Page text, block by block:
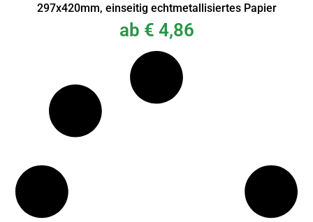
297x420mm, einseitig echtmetallisiertes Papier
ab € 4,86